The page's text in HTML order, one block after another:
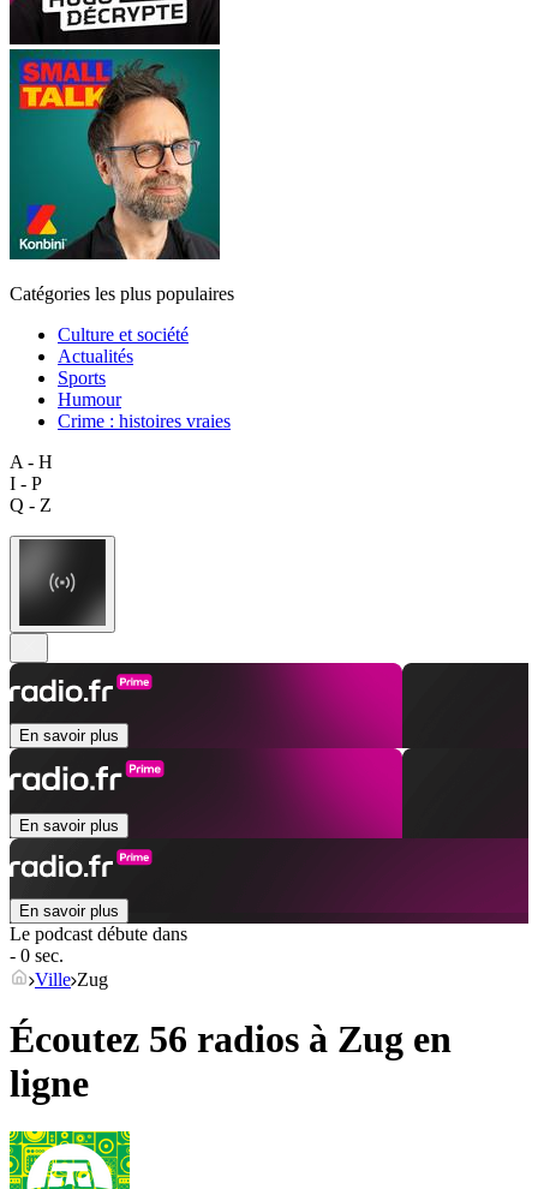
Catégories les plus populaires
Culture et société
Actualités
Sports
Humour
Crime : histoires vraies
A - H
I - P
Q - Z
En savoir plus
En savoir plus
En savoir plus
Le podcast débute dans
- 0 sec.
Ville Zug
Écoutez 56 radios à Zug en
ligne